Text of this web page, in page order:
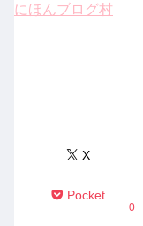
にほんブログ村
X
Pocket
0